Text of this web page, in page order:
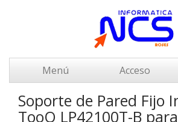
Menú Acceso
Soporte de Pared Fijo
TooQ LP42100T-B